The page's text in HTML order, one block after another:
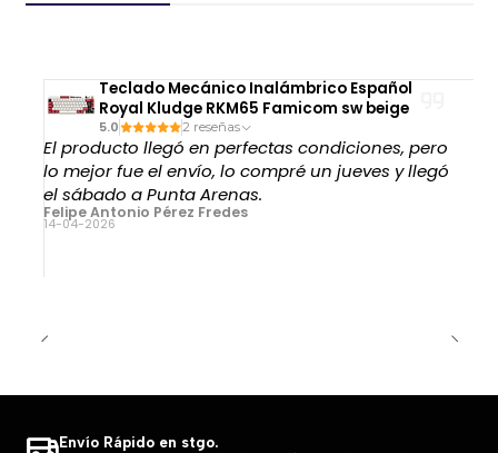
Teclado Mecánico Inalámbrico Español
Royal Kludge RKM65 Famicom sw beige
5.0 2 reseñas
El producto llegó en perfectas condiciones, pero
lo mejor fue el envío, lo compré un jueves y llegó
el sábado a Punta Arenas.
Felipe Antonio Pérez Fredes
14-04-2026
Envío Rápido en stgo.